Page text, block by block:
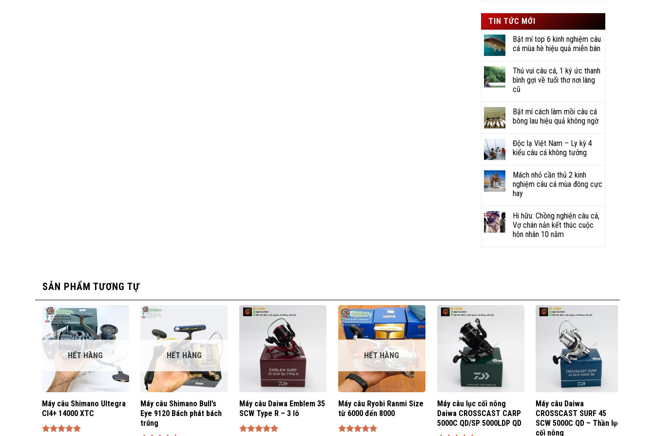
TIN TỨC MỚI
Bật mí top 6 kinh nghiệm câu
cá mùa hè hiệu quả miễn bàn
Thú vui câu cá, 1 ký ức thanh
bình gợi về tuổi thơ nơi làng
cũ
Bật mí cách làm mồi câu cá
bông lau hiệu quả không ngờ
Độc lạ Việt Nam – Ly kỳ 4
kiểu câu cá không tưởng
Mách nhỏ cần thủ 2 kinh
nghiệm câu cá mùa đông cực
hay
Hi hữu: Chồng nghiện câu cá,
Vợ chán nản kết thúc cuộc
hôn nhân 10 năm
SẢN PHẨM TƯƠNG TỰ
HẾT HÀNG
Máy câu Shimano Ultegra
CI4+ 14000 XTC
HẾT HÀNG
Máy câu Shimano Bull’s
Eye 9120 Bách phát bách
trúng
Máy câu Daiwa Emblem 35
SCW Type R – 3 lô
HẾT HÀNG
Máy câu Ryobi Ranmi Size
từ 6000 đến 8000
Máy câu lục cối nông
Daiwa CROSSCAST CARP
5000C QD/SP 5000LDP QD
Máy câu Daiwa
CROSSCAST SURF 45
SCW 5000C QD – Thần lục
cối nông